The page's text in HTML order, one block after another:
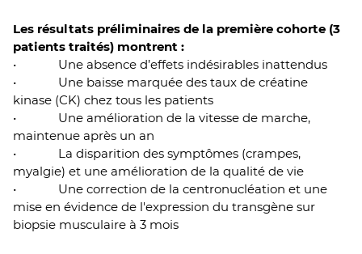
Les résultats préliminaires de la première cohorte (3
patients traités) montrent :
• Une absence d’effets indésirables inattendus
• Une baisse marquée des taux de créatine
kinase (CK) chez tous les patients
• Une amélioration de la vitesse de marche,
maintenue après un an
• La disparition des symptômes (crampes,
myalgie) et une amélioration de la qualité de vie
• Une correction de la centronucléation et une
mise en évidence de l'expression du transgène sur
biopsie musculaire à 3 mois